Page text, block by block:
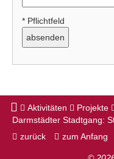
* Pflichtfeld
Aktivitäten Projekte
Darmstädter Stadtgang:
zurück
zum Anfang